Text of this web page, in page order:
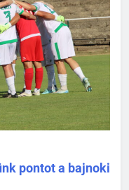
pontot a bajnoki